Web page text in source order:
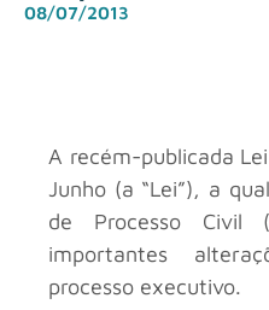
08/07/2013
A recém-publicada
Junho (a “Lei”), a
de Processo Civil
importantes
processo executivo.